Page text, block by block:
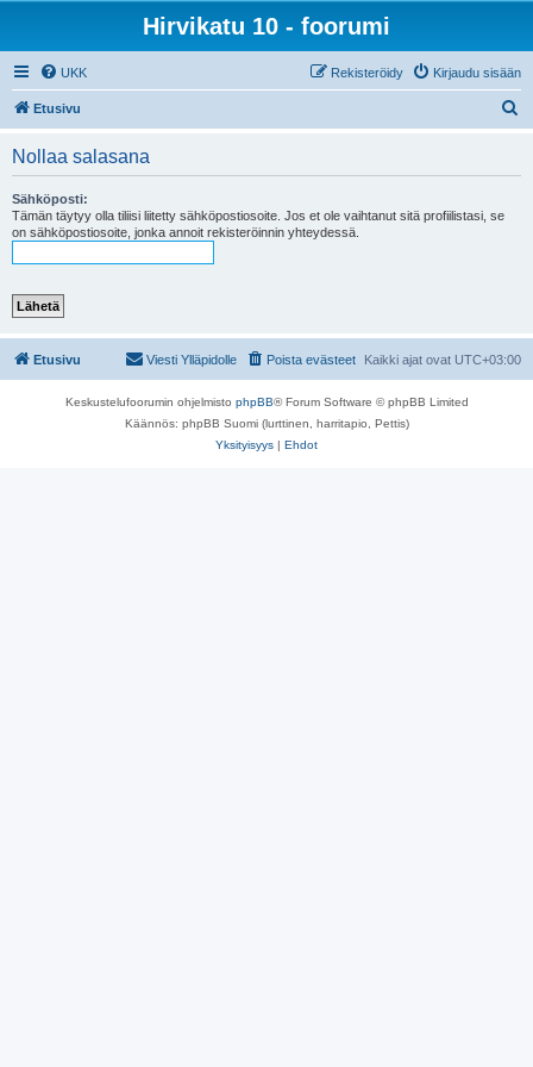
Hirvikatu 10 - foorumi
UKK Kirjaudu sisään
Rekisteröidy
Etusivu
Nollaa salasana
Sähköposti:
Tämän täytyy olla tiliisi liitetty sähköpostiosoite. Jos et ole vaihtanut sitä profiilistasi, se
on sähköpostiosoite, jonka annoit rekisteröinnin yhteydessä.
Etusivu Kaikki ajat ovat UTC+03:00
Poista evästeet
Viesti Ylläpidolle
Keskustelufoorumin ohjelmisto phpBB® Forum Software © phpBB Limited
Käännös: phpBB Suomi (lurttinen, harritapio, Pettis)
Yksityisyys | Ehdot